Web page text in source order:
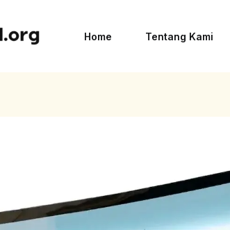
Home Tentang Kami